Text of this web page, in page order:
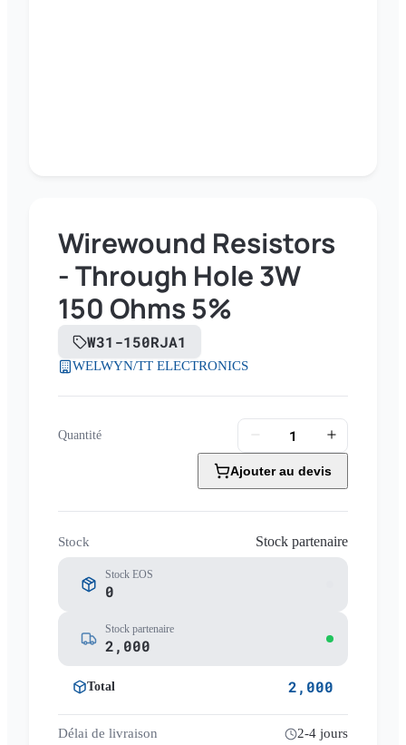
Wirewound Resistors
- Through Hole 3W
150 Ohms 5%
W31-150RJA1
WELWYN/TT ELECTRONICS
Quantité
Ajouter au devis
Stock Stock partenaire
Stock EOS
0
Stock partenaire
2,000
Total 2,000
Délai de livraison 2-4 jours